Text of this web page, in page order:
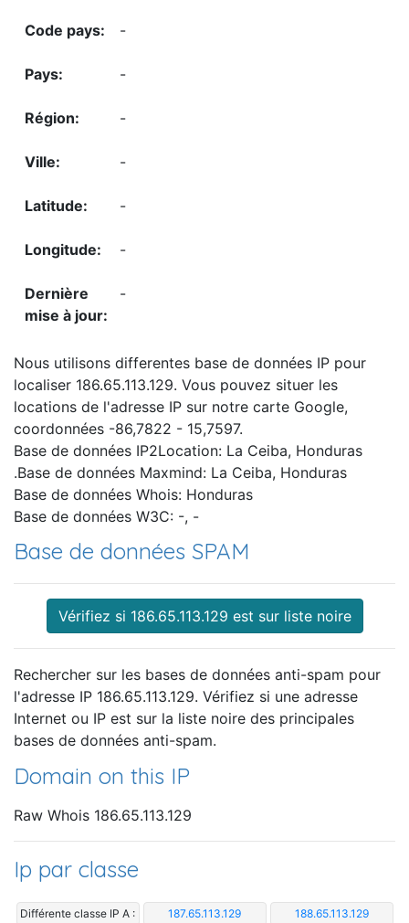
-
-
-
-
-
-
-
Nous utilisons differentes base de données IP pour
localiser 186.65.113.129. Vous pouvez situer les
locations de l'adresse IP sur notre carte Google,
coordonnées -86,7822 - 15,7597.
Base de données IP2Location: La Ceiba, Honduras
.Base de données Maxmind: La Ceiba, Honduras
Base de données Whois: Honduras
Base de données W3C: -, -
Base de données SPAM
Vérifiez si 186.65.113.129 est sur liste noire
Rechercher sur les bases de données anti-spam pour
l'adresse IP 186.65.113.129. Vérifiez si une adresse
Internet ou IP est sur la liste noire des principales
bases de données anti-spam.
Domain on this IP
Raw Whois 186.65.113.129
Ip par classe
Différente classe IP A : 187.65.113.129 188.65.113.129